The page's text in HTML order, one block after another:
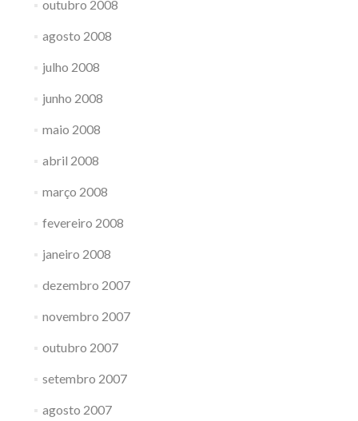
outubro 2008
agosto 2008
julho 2008
junho 2008
maio 2008
abril 2008
março 2008
fevereiro 2008
janeiro 2008
dezembro 2007
novembro 2007
outubro 2007
setembro 2007
agosto 2007